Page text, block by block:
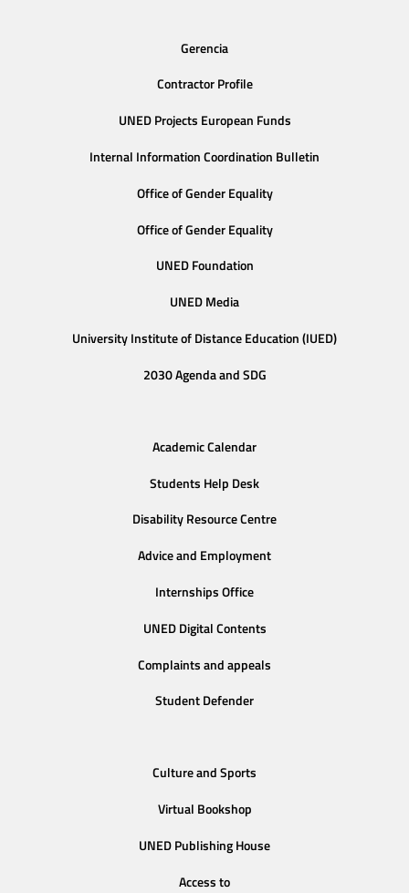
Gerencia
Contractor Profile
UNED Projects European Funds
Internal Information Coordination Bulletin
Office of Gender Equality
Office of Gender Equality
UNED Foundation
UNED Media
University Institute of Distance Education (IUED)
2030 Agenda and SDG
Academic Calendar
Students Help Desk
Disability Resource Centre
Advice and Employment
Internships Office
UNED Digital Contents
Complaints and appeals
Student Defender
Culture and Sports
Virtual Bookshop
UNED Publishing House
Access to